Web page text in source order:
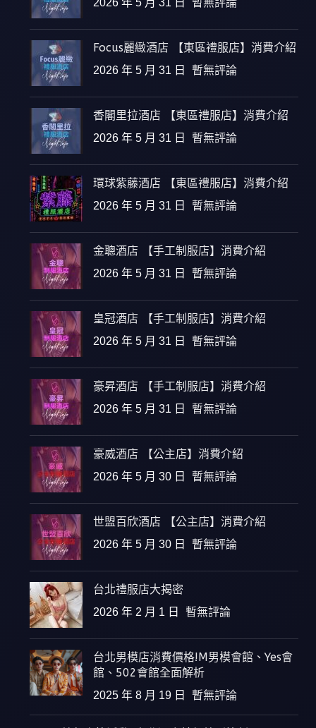
2026 年 5 月 31 日 暫無評論
Focus麗緻酒店 【東區禮服店】消費介紹
2026 年 5 月 31 日 暫無評論
香閣里拉酒店 【東區禮服店】消費介紹
2026 年 5 月 31 日 暫無評論
環球紫藤酒店 【東區禮服店】消費介紹
2026 年 5 月 31 日 暫無評論
金聰酒店 【手工制服店】消費介紹
2026 年 5 月 31 日 暫無評論
皇冠酒店 【手工制服店】消費介紹
2026 年 5 月 31 日 暫無評論
豪昇酒店 【手工制服店】消費介紹
2026 年 5 月 31 日 暫無評論
豪威酒店 【公主店】消費介紹
2026 年 5 月 30 日 暫無評論
世盟百欣酒店 【公主店】消費介紹
2026 年 5 月 30 日 暫無評論
台北禮服店大揭密
2026 年 2 月 1 日 暫無評論
台北男模店消費價格!M男模會館、Yes會
館、502會館全面解析
2025 年 8 月 19 日 暫無評論